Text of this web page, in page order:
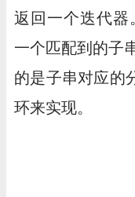
返回一个迭代器
一个匹配到的子
的是子串对应的
环来实现。